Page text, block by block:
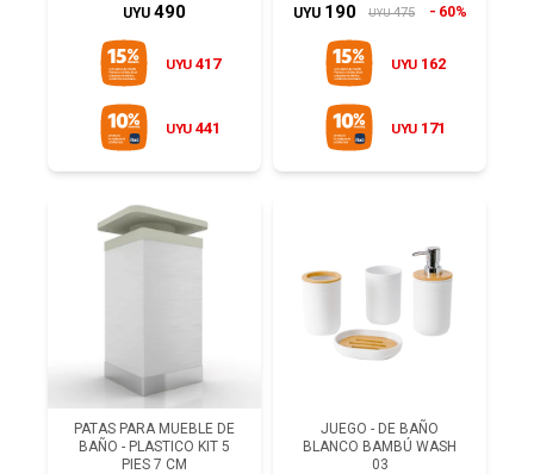
UYU 490
UYU 417
UYU 441
UYU 190 UYU 475 60%
UYU 162
UYU 171
PATAS PARA MUEBLE DE
BAÑO - PLASTICO KIT 5
PIES 7 CM
JUEGO - DE BAÑO
BLANCO BAMBÚ WASH
03